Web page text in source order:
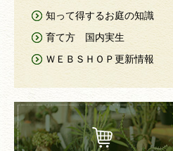
知って得するお庭の知識
育て方 国内実生
ＷＥＢＳＨＯＰ更新情報